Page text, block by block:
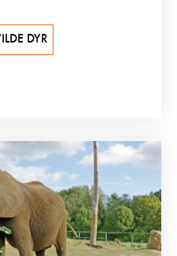
DYR